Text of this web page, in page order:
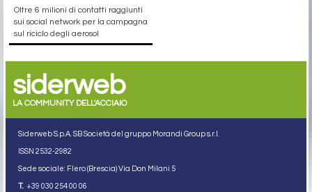
Oltre 6 milioni di contatti raggiunti
sui social network per la campagna
sul riciclo degli aerosol
siderweb
LA COMMUNITY DELL'ACCIAIO
Siderweb S.p.A. SB Società del gruppo Morandi Group s.r.l.
ISSN 2532-2982
Sede sociale: Flero (Brescia) Via Don Milani 5
T. +39 030 254 00 06